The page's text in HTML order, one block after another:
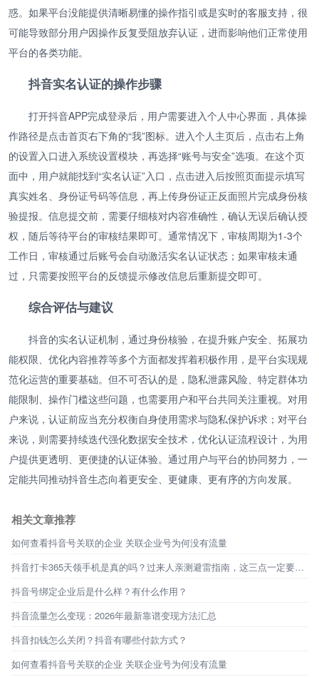
惑。如果平台没能提供清晰易懂的操作指引或是实时的客服支持，很
可能导致部分用户因操作反复受阻放弃认证，进而影响他们正常使用
平台的各类功能。
抖音实名认证的操作步骤
打开抖音APP完成登录后，用户需要进入个人中心界面，具体操
作路径是点击首页右下角的“我”图标。进入个人主页后，点击右上角
的设置入口进入系统设置模块，再选择“账号与安全”选项。在这个页
面中，用户就能找到“实名认证”入口，点击进入后按照页面提示填写
真实姓名、身份证号码等信息，再上传身份证正反面照片完成身份核
验提报。信息提交前，需要仔细核对内容准确性，确认无误后确认授
权，随后等待平台的审核结果即可。通常情况下，审核周期为1-3个
工作日，审核通过后账号会自动激活实名认证状态；如果审核未通
过，只需要按照平台的反馈提示修改信息后重新提交即可。
综合评估与建议
抖音的实名认证机制，通过身份核验，在提升账户安全、拓展功
能权限、优化内容推荐等多个方面都发挥着积极作用，是平台实现规
范化运营的重要基础。但不可否认的是，隐私泄露风险、特定群体功
能限制、操作门槛这些问题，也需要用户和平台共同关注重视。对用
户来说，认证前应当充分权衡自身使用需求与隐私保护诉求；对平台
来说，则需要持续迭代强化数据安全技术，优化认证流程设计，为用
户提供更透明、更便捷的认证体验。通过用户与平台的协同努力，一
定能共同推动抖音生态向着更安全、更健康、更有序的方向发展。
相关文章推荐
如何查看抖音号关联的企业 关联企业号为何没有流量
抖音打卡365天领手机是真的吗？过来人亲测避雷指南，这三点一定要看！
抖音号绑定企业后是什么样？有什么作用？
抖音流量怎么变现：2026年最新靠谱变现方法汇总
抖音扣钱怎么关闭？抖音有哪些付款方式？
如何查看抖音号关联的企业 关联企业号为何没有流量